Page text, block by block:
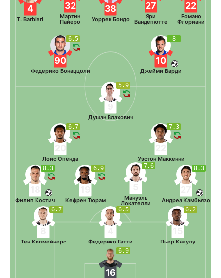
22
Романо
Флориани
27
Яри
Вандепютте
38
Уоррен Бондо
32
Мартин
Пайеро
4
T. Barbieri
8
10
Джейми Варди
6.5
90
Федерико Бонаццоли
6.9
16
6.7
Тен Копмейнерс
6.5
Федерико Гатти
6.2
Пьер Калулу
8.3
Филип Костич
6.9
Кефрен Тюрам
7.6
Мануэль
Локателли
8.3
Андреа Камбьязо
6.7
Лоис Опенда
7.3
Уэстон Маккенни
5.9
Душан Влахович